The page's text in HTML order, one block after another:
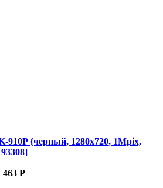
910P {черный, 1280x720, 1Mpix,
463 Р